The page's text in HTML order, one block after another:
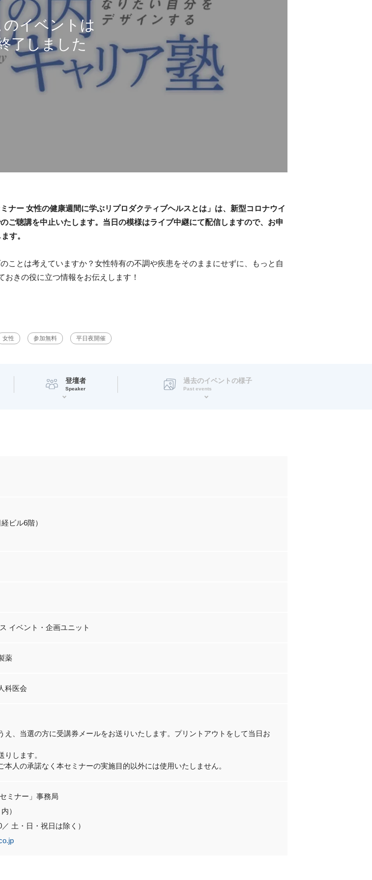
ナー 女性の健康週間に学ぶリプロダクティブヘルスとは」は、新型コロナウイ
ご聴講を中止いたします。当日の模様はライブ中継にて配信しますので、お申
す。
とは考えていますか？女性特有の不調や疾患をそのままにせずに、もっと自
おきの役に立つ情報をお伝えします！
女性 参加無料 平日夜開催
登壇者
Speaker
過去のイベントの様子
Past events
ビル6階）
イベント・企画ユニット
薬
科医会
え、当選の方に受講券メールをお送りいたします。プリントアウトをして当日お
りします。
本人の承諾なく本セミナーの実施目的以外には使用いたしません。
ミナー」事務局
）
土・日・祝日は除く）